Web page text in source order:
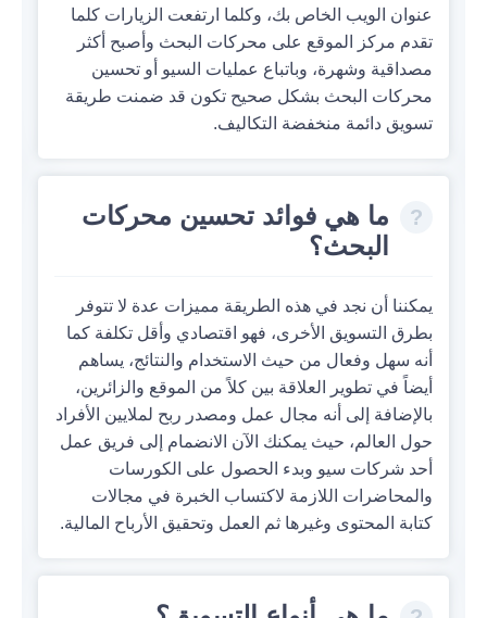
عنوان الويب الخاص بك، وكلما ارتفعت الزيارات كلما
تقدم مركز الموقع على محركات البحث وأصبح أكثر
مصداقية وشهرة، وباتباع عمليات السيو أو تحسين
محركات البحث بشكل صحيح تكون قد ضمنت طريقة
تسويق دائمة منخفضة التكاليف.
ما هي فوائد تحسين محركات
البحث؟
يمكننا أن نجد في هذه الطريقة مميزات عدة لا تتوفر
بطرق التسويق الأخرى، فهو اقتصادي وأقل تكلفة كما
أنه سهل وفعال من حيث الاستخدام والنتائج، يساهم
أيضاً في تطوير العلاقة بين كلاً من الموقع والزائرين،
بالإضافة إلى أنه مجال عمل ومصدر ربح لملايين الأفراد
حول العالم، حيث يمكنك الآن الانضمام إلى فريق عمل
أحد شركات سيو وبدء الحصول على الكورسات
والمحاضرات اللازمة لاكتساب الخبرة في مجالات
كتابة المحتوى وغيرها ثم العمل وتحقيق الأرباح المالية.